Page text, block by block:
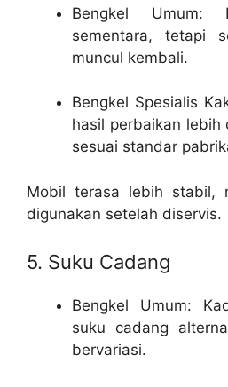
Bengkel Umum:
sementara, tetapi
muncul kembali.
Bengkel Spesialis
hasil perbaikan lebih
sesuai standar
Mobil terasa lebih stabil,
digunakan setelah diservis.
5. Suku Cadang
Bengkel Umum:
suku cadang
bervariasi.